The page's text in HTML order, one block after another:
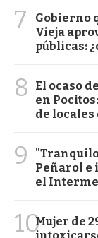
7
Gobierno
Vieja
públicas:
8
El ocaso
en
de
9
Peñarol e
el
10Mujer de